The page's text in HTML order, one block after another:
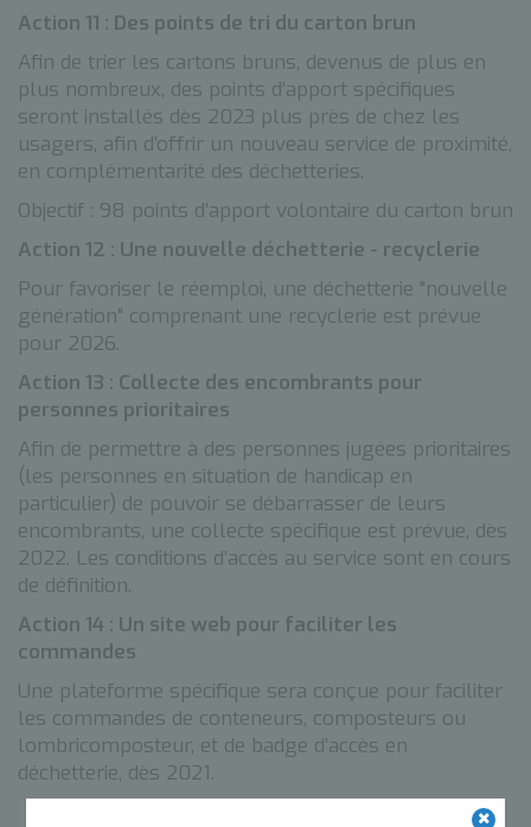
Action 11 : Des points de tri du carton brun
Afin de trier les cartons bruns, devenus de plus en
plus nombreux, des points d’apport spécifiques
seront installés dès 2023 plus près de chez les
usagers, afin d’offrir un nouveau service de proximité,
en complémentarité des déchetteries.
Objectif : 98 points d’apport volontaire du carton brun
Action 12 : Une nouvelle déchetterie - recyclerie
Pour favoriser le réemploi, une déchetterie "nouvelle
génération" comprenant une recyclerie est prévue
pour 2026.
Action 13 : Collecte des encombrants pour
personnes prioritaires
Afin de permettre à des personnes jugées prioritaires
(les personnes en situation de handicap en
particulier) de pouvoir se débarrasser de leurs
encombrants, une collecte spécifique est prévue, dès
2022. Les conditions d’accès au service sont en cours
de définition.
Action 14 : Un site web pour faciliter les
commandes
Une plateforme spécifique sera conçue pour faciliter
les commandes de conteneurs, composteurs ou
lombricomposteur, et de badge d’accès en
déchetterie, dès 2021.